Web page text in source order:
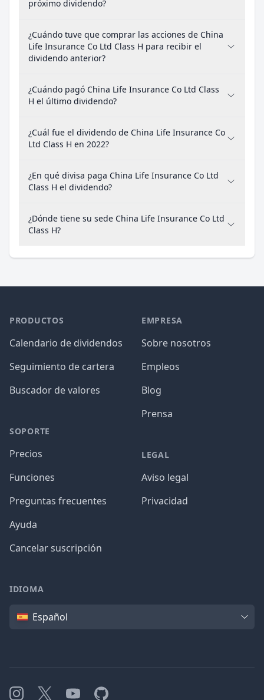
próximo dividendo?
¿Cuándo tuve que comprar las acciones de China
Life Insurance Co Ltd Class H para recibir el
dividendo anterior?
¿Cuándo pagó China Life Insurance Co Ltd Class
H el último dividendo?
¿Cuál fue el dividendo de China Life Insurance Co
Ltd Class H en 2022?
¿En qué divisa paga China Life Insurance Co Ltd
Class H el dividendo?
¿Dónde tiene su sede China Life Insurance Co Ltd
Class H?
PRODUCTOS
Calendario de dividendos
Seguimiento de cartera
Buscador de valores
SOPORTE
Precios
Funciones
Preguntas frecuentes
Ayuda
Cancelar suscripción
EMPRESA
Sobre nosotros
Empleos
Blog
Prensa
LEGAL
Aviso legal
Privacidad
IDIOMA
IdiomaEspañol
Instagram
X YouTubeGitHub